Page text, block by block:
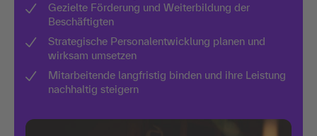
Gezielte Förderung und Weiterbildung der
Beschäftigten
Strategische Personalentwicklung planen und
wirksam umsetzen
Mitarbeitende langfristig binden und ihre Leistung
nachhaltig steigern